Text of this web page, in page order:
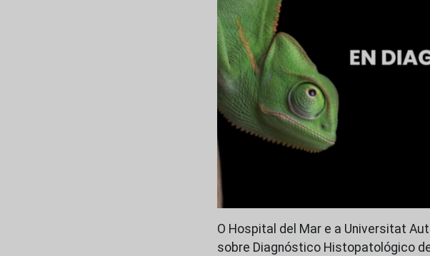
O Hospital del Mar e a Universitat
sobre Diagnóstico Histopatológico